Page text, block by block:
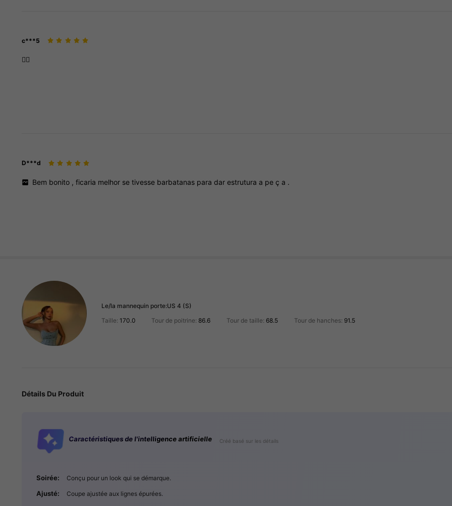
c***5
👍🏻
D***d
Bem bonito ,ficaria melhor setivesse barbatanas paradarestrutura a peç a .
Le/la mannequin porte:US 4 (S)
Taille: 170.0 Tour de poitrine: 86.6 Tour de taille: 68.5 Tour de hanches: 91.5
Détails Du Produit
Caractéristiques de l'intelligence artificielle Créé basé sur les détails
Soirée: Conçu pour un look qui se démarque.
Ajusté: Coupe ajustée aux lignes épurées.